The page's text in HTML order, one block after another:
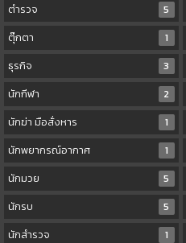
ตำรวจ
5
ตุ๊กตา
1
ธุรกิจ
3
นักกีฬา
2
นักฆ่า มือสั่งหาร
1
นักพยากรณ์อากาศ
1
นักมวย
5
นักรบ
5
นักสำรวจ
1